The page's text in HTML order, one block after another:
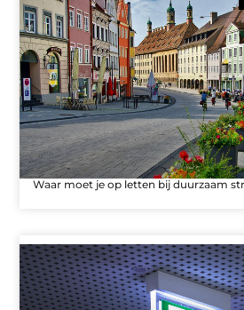
Waar moet je op letten bij duurzaam